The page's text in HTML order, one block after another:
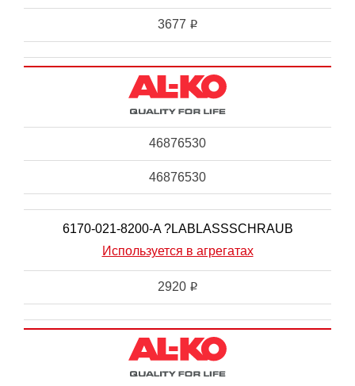
3677 i
46876530
46876530
6170-021-8200-A ?LABLASSSCHRAUB
Используется в агрегатах
2920 i